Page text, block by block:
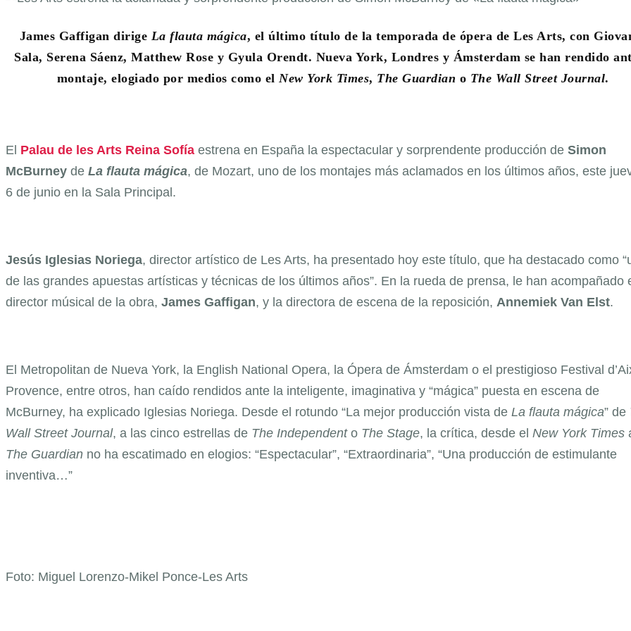
James Gaffigan dirige La flauta mágica, el último título de la temporada de ópera de Les Arts, con
Sala, Serena Sáenz, Matthew Rose y Gyula Orendt. Nueva York, Londres y Ámsterdam se han rendido
montaje, elogiado por medios como el New York Times, The Guardian o The Wall Street Journal.
El Palau de les Arts Reina Sofía estrena en España la espectacular y sorprendente producción de Simon
McBurney de La flauta mágica, de Mozart, uno de los montajes más aclamados en los últimos años, este
6 de junio en la Sala Principal.
Jesús Iglesias Noriega, director artístico de Les Arts, ha presentado hoy este título, que ha destacado como
de las grandes apuestas artísticas y técnicas de los últimos años”. En la rueda de prensa, le han acompañado
director músical de la obra, James Gaffigan, y la directora de escena de la reposición, Annemiek Van Elst.
El Metropolitan de Nueva York, la English National Opera, la Ópera de Ámsterdam o el prestigioso Festival
Provence, entre otros, han caído rendidos ante la inteligente, imaginativa y “mágica” puesta en escena de
McBurney, ha explicado Iglesias Noriega. Desde el rotundo “La mejor producción vista de La flauta mágica” de
Wall Street Journal, a las cinco estrellas de The Independento The Stage, la crítica, desde el New York Times
The Guardian no ha escatimado en elogios: “Espectacular”, “Extraordinaria”, “Una producción de estimulante
inventiva…”
Foto: Miguel Lorenzo-Mikel Ponce-Les Arts